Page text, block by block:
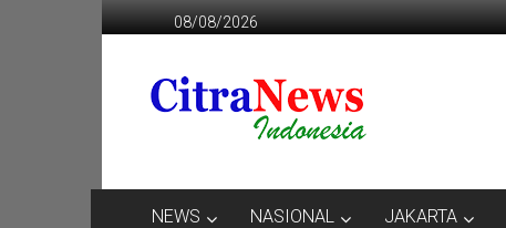
ke
08/08/2026
CITRANEWS
INDONESIA
NEWS NASIONAL JAKARTA